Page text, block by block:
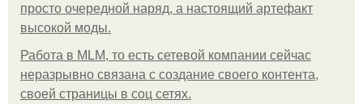
просто очередной наряд, а настоящий артефакт
высокой моды.
Работа в MLM, то есть сетевой компании сейчас
неразрывно связана с создание своего контента,
своей страницы в соц сетях.